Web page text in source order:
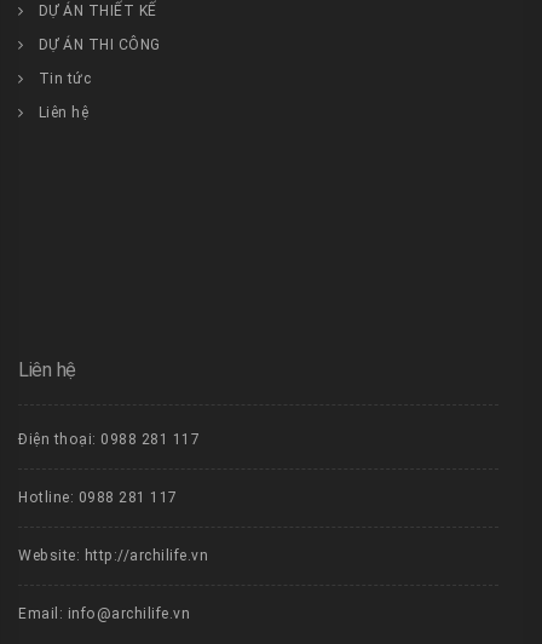
DỰ ÁN THIẾT KẾ
DỰ ÁN THI CÔNG
Tin tức
Liên hệ
Liên hệ
Điện thoại: 0988 281 117
Hotline: 0988 281 117
Website: http://archilife.vn
Email: info@archilife.vn